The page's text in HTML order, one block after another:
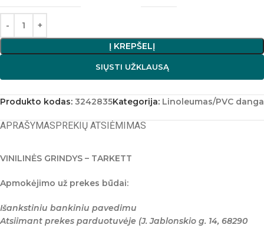
Į KREPŠELĮ
SIŲSTI UŽKLAUSĄ
Produkto kodas: 3242835Kategorija: Linoleumas/PVC danga
APRAŠYMASPREKIŲ ATSIĖMIMAS
VINILINĖS GRINDYS – TARKETT
Apmokėjimo už prekes būdai:
Išankstiniu bankiniu pavedimu
Atsiimant prekes parduotuvėje (J. Jablonskio g. 14, 68290